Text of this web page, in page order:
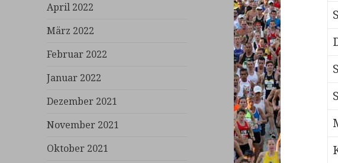
April 2022
März 2022
Februar 2022
Januar 2022
Dezember 2021
November 2021
Oktober 2021